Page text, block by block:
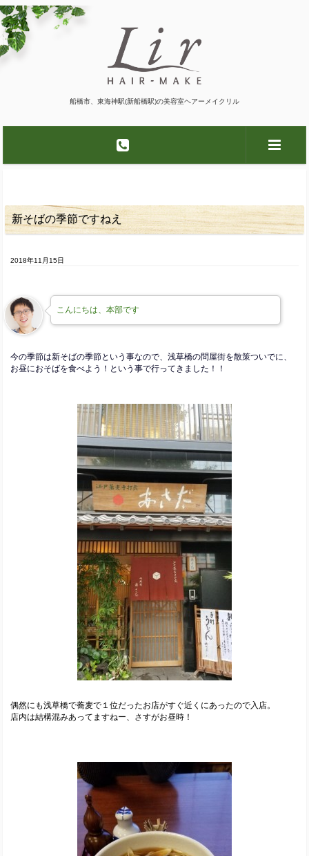
船橋市、東海神駅(新船橋駅)の美容室ヘアーメイクリル
新そばの季節ですねえ
2018年11月15日
こんにちは、本部です
今の季節は新そばの季節という事なので、浅草橋の問屋街を散策ついでに、
お昼におそばを食べよう！という事で行ってきました！！
偶然にも浅草橋で蕎麦で１位だったお店がすぐ近くにあったので入店。
店内は結構混みあってますねー、さすがお昼時！